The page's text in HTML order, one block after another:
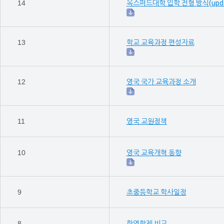
14 옥스퍼드대학 입학 전형 방식
13 학교 교육과정 편성자료
12 영국 국가 교육과정 소개
11 영국 교원정책
10 영국 교육개혁 동향
9 초중등학교 학사일정